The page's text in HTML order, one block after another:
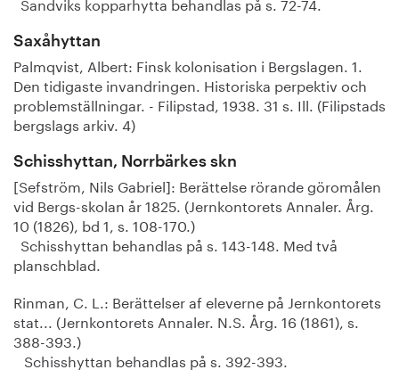
Saxåhyttan
Palmqvist, Albert: Finsk kolonisation i Bergslagen. 1.
Den tidigaste invandringen. Historiska perpektiv och
problemställningar. - Filipstad, 1938. 31 s. Ill. (Filipstads
bergslags arkiv. 4)
Schisshyttan, Norrbärkes skn
[Sefström, Nils Gabriel]: Berättelse rörande göromålen
vid Bergs-skolan år 1825. (Jernkontorets Annaler. Årg.
10 (1826), bd 1, s. 108-170.)
Schisshyttan behandlas på s. 143-148. Med två
planschblad.
Rinman, C. L.: Berättelser af eleverne på Jernkontorets
stat... (Jernkontorets Annaler. N.S. Årg. 16 (1861), s.
388-393.)
Schisshyttan behandlas på s. 392-393.